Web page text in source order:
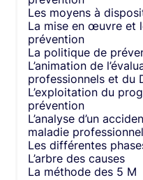
Les moyens à
La mise en œuvre et
prévention
La politique de
L’animation de
professionnels et du
L’exploitation du
prévention
L’analyse d’un
maladie
Les différentes
L’arbre des causes
La méthode des 5 M